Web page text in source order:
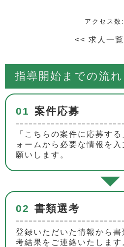
アクセス
<< 求人一
指導開始までの流れ
01 案件応募
「こちらの案件に応募す
ォームから必要な情報を
願いします。
02 書類選考
登録いただいた情報から
考結果をご連絡いたします